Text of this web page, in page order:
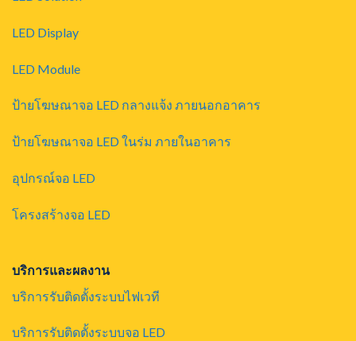
LED Display
LED Module
ป้ายโฆษณาจอ LED กลางแจ้ง ภายนอกอาคาร
ป้ายโฆษณาจอ LED ในร่ม ภายในอาคาร
อุปกรณ์จอ LED
โครงสร้างจอ LED
บริการและผลงาน
บริการรับติดตั้งระบบไฟเวที
บริการรับติดตั้งระบบจอ LED